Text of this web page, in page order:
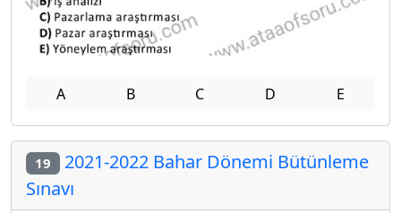
A B C D E
19 2021-2022 Bahar Dönemi Bütünleme
Sınavı